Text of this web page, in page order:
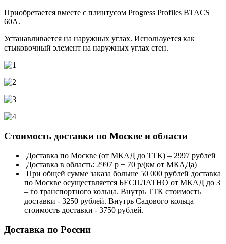
Приобретается вместе с плинтусом Progress Profiles BTACS
60А.
Устанавливается на наружных углах. Используется как
стыковочный элемент на наружных углах стен.
Стоимость доставки по Москве и области
Доставка по Москве (от МКАД до ТТК) – 2997 рублей
Доставка в область: 2997 р + 70 р/(км от МКАДа)
При общей сумме заказа больше 50 000 рублей доставка
по Москве осуществляется БЕСПЛАТНО от МКАД до 3
– го транспортного кольца. Внутрь ТТК стоимость
доставки - 3250 рублей. Внутрь Садового кольца
стоимость доставки - 3750 рублей.
Доставка по России